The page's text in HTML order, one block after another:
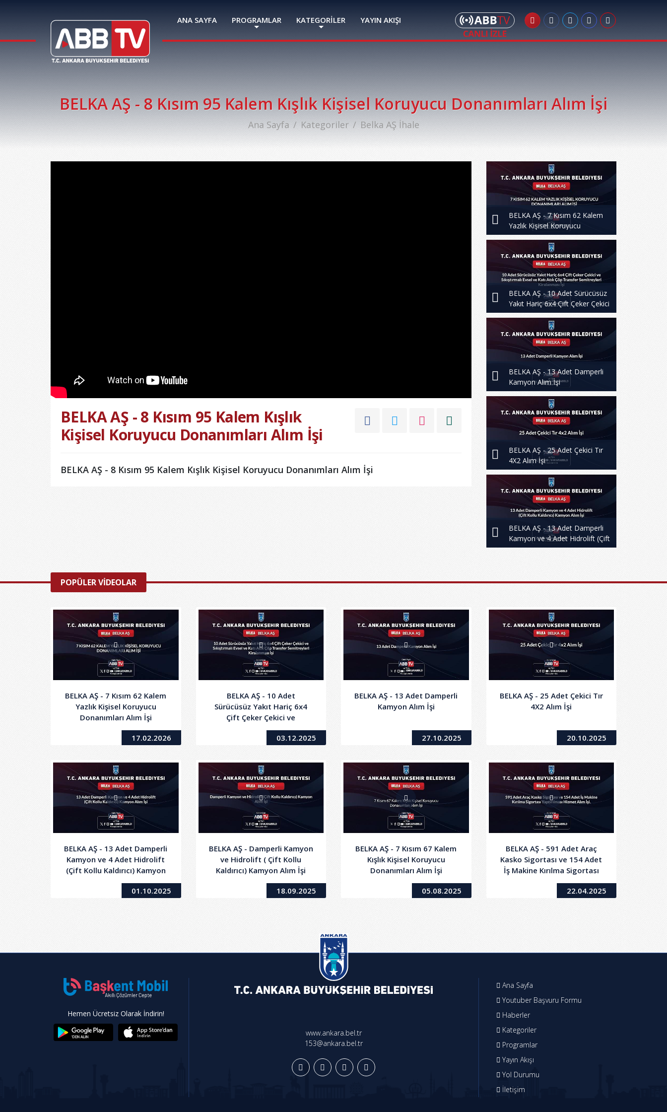
ANA SAYFA PROGRAMLAR KATEGORİLER YAYIN AKIŞI
BELKA AŞ - 8 Kısım 95 Kalem Kışlık Kişisel Koruyucu Donanımları Alım İşi
Ana Sayfa Kategoriler Belka AŞ İhale
BELKA AŞ - 8 Kısım 95 Kalem Kışlık
Kişisel Koruyucu Donanımları Alım İşi
BELKA AŞ - 8 Kısım 95 Kalem Kışlık Kişisel Koruyucu Donanımları Alım İşi
BELKA AŞ - 7 Kısım 62 Kalem
Yazlık Kişisel Koruyucu
Donanımları Alım İşi
BELKA AŞ - 10 Adet Sürücüsüz
Yakıt Hariç 6x4 Çift Çeker Çekici
ve Sıkıştırmalı Evsel ve Katı Atık
Çöp Transfer Semitreyleri
Kiralanması İşi
BELKA AŞ - 13 Adet Damperli
Kamyon Alım İşi
BELKA AŞ - 25 Adet Çekici Tır
4X2 Alım İşi
BELKA AŞ - 13 Adet Damperli
Kamyon ve 4 Adet Hidrolift (Çift
Kollu Kaldırıcı) Kamyon Alım İşi
POPÜLER VİDEOLAR
BELKA AŞ - 7 Kısım 62 Kalem
Yazlık Kişisel Koruyucu
Donanımları Alım İşi
17.02.2026
BELKA AŞ - 10 Adet
Sürücüsüz Yakıt Hariç 6x4
Çift Çeker Çekici ve
Sıkıştırmalı Evsel ve Katı Atık
Çöp Transfer Semitreyleri
03.12.2025
BELKA AŞ - 13 Adet Damperli
Kamyon Alım İşi
27.10.2025
BELKA AŞ - 25 Adet Çekici Tır
4X2 Alım İşi
20.10.2025
BELKA AŞ - 13 Adet Damperli
Kamyon ve 4 Adet Hidrolift
(Çift Kollu Kaldırıcı) Kamyon
Alım İşi
01.10.2025
BELKA AŞ - Damperli Kamyon
ve Hidrolift ( Çift Kollu
Kaldırıcı) Kamyon Alım İşi
18.09.2025
BELKA AŞ - 7 Kısım 67 Kalem
Kışlık Kişisel Koruyucu
Donanımları Alım İşi
05.08.2025
BELKA AŞ - 591 Adet Araç
Kasko Sigortası ve 154 Adet
İş Makine Kırılma Sigortası
Yaptırılması
22.04.2025
Hemen Ücretsiz Olarak İndirin!
www.ankara.bel.tr
153@ankara.bel.tr
Ana Sayfa
Youtuber Başvuru Formu
Haberler
Kategoriler
Programlar
Yayın Akışı
Yol Durumu
İletişim